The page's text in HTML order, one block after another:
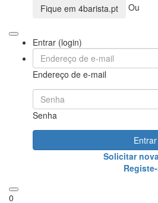
Fique em 4barista.pt Ou
Entrar (login)
Endereço de e-mail
Senha
Entrar
Solicitar
0